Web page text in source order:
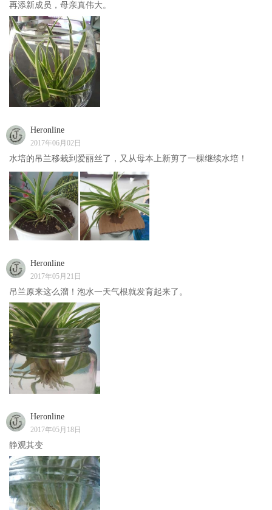
再添新成员，母亲真伟大。
Heronline
2017年06月02日
水培的吊兰移栽到爱丽丝了，又从母本上新剪了一棵继续水培！
Heronline
2017年05月21日
吊兰原来这么溜！泡水一天气根就发育起来了。
Heronline
2017年05月18日
静观其变